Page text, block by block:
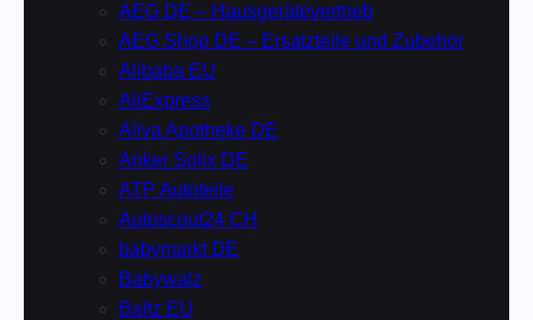
AEG DE – Hausgerätevertrieb
AEG Shop DE – Ersatzteile und Zubehör
Alibaba EU
AliExpress
Aliva Apotheke DE
Anker Solix DE
ATP Autoteile
Autoscout24 CH
babymarkt DE
Babywalz
Baltz EU